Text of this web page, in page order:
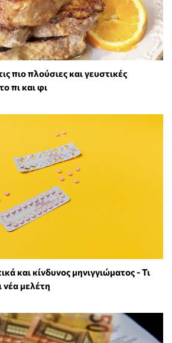
πιο πλούσιες και γευστικές
πι και φι
και κίνδυνος μηνιγγιώματος - Τι
μελέτη